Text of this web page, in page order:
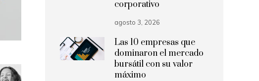
corporativo
agosto 3, 2026
Las 10 empresas que
dominaron el mercado
bursátil con su valor
máximo